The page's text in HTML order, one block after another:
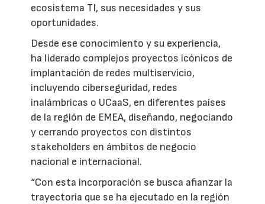
ecosistema TI, sus necesidades y sus
oportunidades.
Desde ese conocimiento y su experiencia,
ha liderado complejos proyectos icónicos de
implantación de redes multiservicio,
incluyendo ciberseguridad, redes
inalámbricas o UCaaS, en diferentes países
de la región de EMEA, diseñando, negociando
y cerrando proyectos con distintos
stakeholders en ámbitos de negocio
nacional e internacional.
“Con esta incorporación se busca afianzar la
trayectoria que se ha ejecutado en la región